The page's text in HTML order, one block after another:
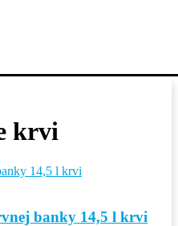
krvi
banky 14,5 l krvi